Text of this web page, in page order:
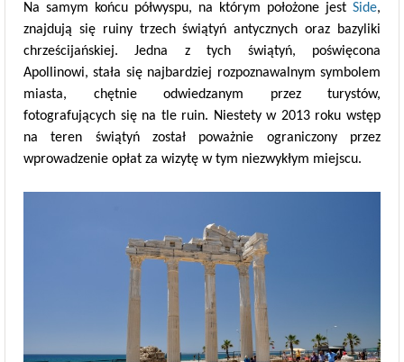
Na samym końcu półwyspu, na którym położone jest Side,
znajdują się ruiny trzech świątyń antycznych oraz bazyliki
chrześcijańskiej. Jedna z tych świątyń, poświęcona
Apollinowi, stała się najbardziej rozpoznawalnym symbolem
miasta, chętnie odwiedzanym przez turystów,
fotografujących się na tle ruin. Niestety w 2013 roku wstęp
na teren świątyń został poważnie ograniczony przez
wprowadzenie opłat za wizytę w tym niezwykłym miejscu.